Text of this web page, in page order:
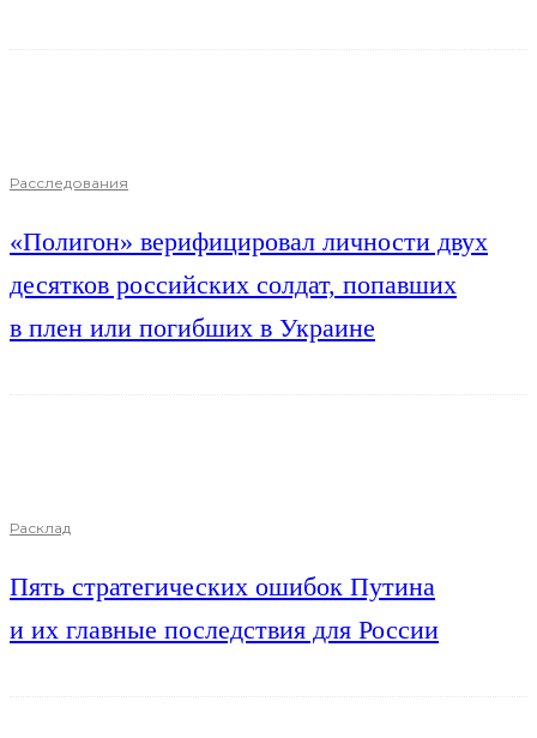
Расследования
«Полигон» верифицировал личности двух
десятков российских солдат, попавших
в плен или погибших в Украине
Расклад
Пять стратегических ошибок Путина
и их главные последствия для России